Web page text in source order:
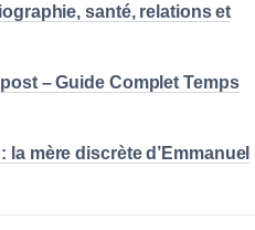
santé, relations et
– Guide Complet Temps
la mère discrète d’Emmanuel